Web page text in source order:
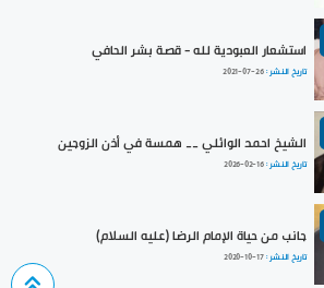
استشعار العبودية لله - قصة بشر الحافي
تاريخ النشر :2021-07-26
الشيخ احمد الوائلي __ همسة في أذن الزوجين
تاريخ النشر :2026-02-16
جانب من حياة الإمام الرضا (عليه السلام)
تاريخ النشر :2020-10-17